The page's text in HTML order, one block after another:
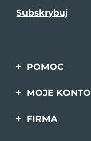
POMOC
Kontakt
MOJE KONTO
FIRMA